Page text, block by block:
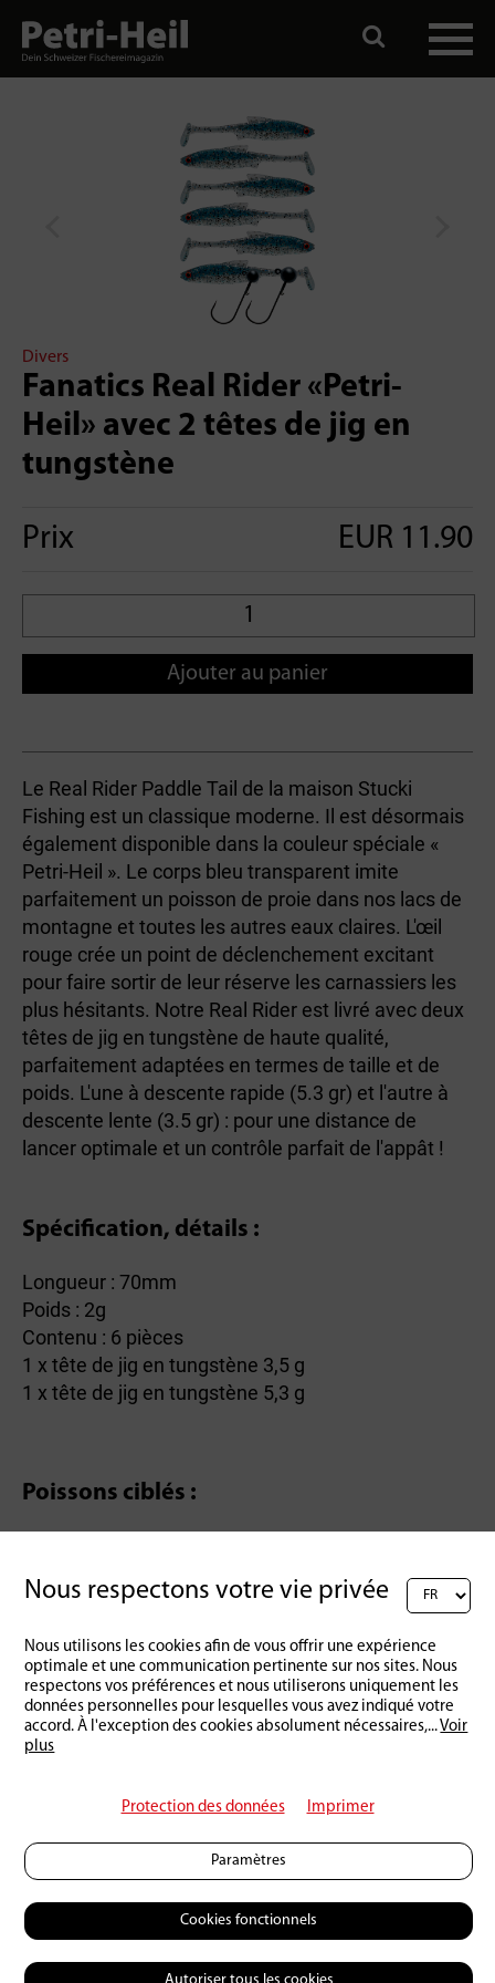
Divers
Fanatics Real Rider «Petri-
Heil» avec 2 têtes de jig en
tungstène
Prix EUR 11.90
Ajouter au panier
Le Real Rider Paddle Tail de la maison Stucki
Fishing est un classique moderne. Il est désormais
également disponible dans la couleur spéciale «
Petri-Heil ». Le corps bleu transparent imite
parfaitement un poisson de proie dans nos lacs de
montagne et toutes les autres eaux claires. L'œil
rouge crée un point de déclenchement excitant
pour faire sortir de leur réserve les carnassiers les
plus hésitants. Notre Real Rider est livré avec deux
têtes de jig en tungstène de haute qualité,
parfaitement adaptées en termes de taille et de
poids. L'une à descente rapide (5.3 gr) et l'autre à
descente lente (3.5 gr) : pour une distance de
lancer optimale et un contrôle parfait de l'appât !
Spécification, détails :
Longueur : 70mm
Poids : 2g
Contenu : 6 pièces
1 x tête de jig en tungstène 3,5 g
1 x tête de jig en tungstène 5,3 g
Poissons ciblés :
Retour à l'aperçu
Nous respectons votre vie privée
Nous utilisons les cookies afin de vous offrir une expérience
optimale et une communication pertinente sur nos sites. Nous
respectons vos préférences et nous utiliserons uniquement les
données personnelles pour lesquelles vous avez indiqué votre
accord. À l'exception des cookies absolument nécessaires,...Voir
plus
Protection des données Imprimer
Paramètres
Cookies fonctionnels